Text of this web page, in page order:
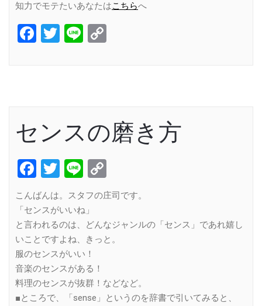
知力でモテたいあなたはこちらへ
Facebook
Twitter
Line
センスの磨き方
Facebook
Twitter
Line
Link
こんばんは。スタフの庄司です。
「センスがいいね」
と言われるのは、どんなジャンルの「センス」であれ嬉し
いことですよね、きっと。
服のセンスがいい！
音楽のセンスがある！
料理のセンスが抜群！などなど。
■ところで、「sense」というのを辞書で引いてみると、